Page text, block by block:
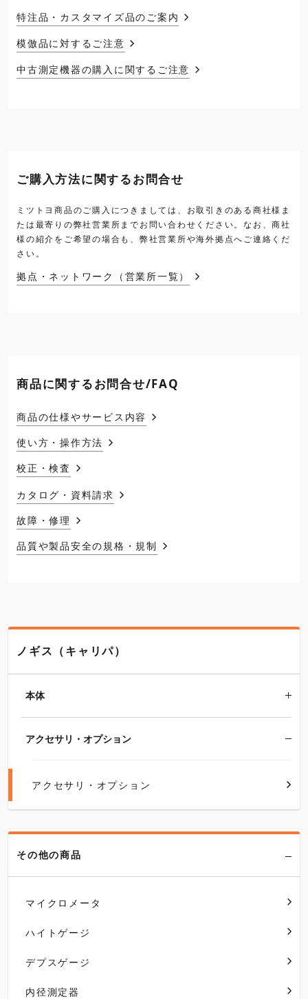
特注品・カスタマイズ品のご案内
模倣品に対するご注意
中古測定機器の購入に関するご注意
ご購入方法に関するお問合せ
ミツトヨ商品のご購入につきましては、お取引きのある商社様ま
たは最寄りの弊社営業所までお問い合わせください。なお、商社
様の紹介をご希望の場合も、弊社営業所や海外拠点へご連絡くだ
さい。
拠点・ネットワーク（営業所一覧）
商品に関するお問合せ/FAQ
商品の仕様やサービス内容
使い方・操作方法
校正・検査
カタログ・資料請求
故障・修理
品質や製品安全の規格・規制
ノギス（キャリパ）
本体
アクセサリ・オプション
アクセサリ・オプション
その他の商品
マイクロメータ
ハイトゲージ
デプスゲージ
内径測定器